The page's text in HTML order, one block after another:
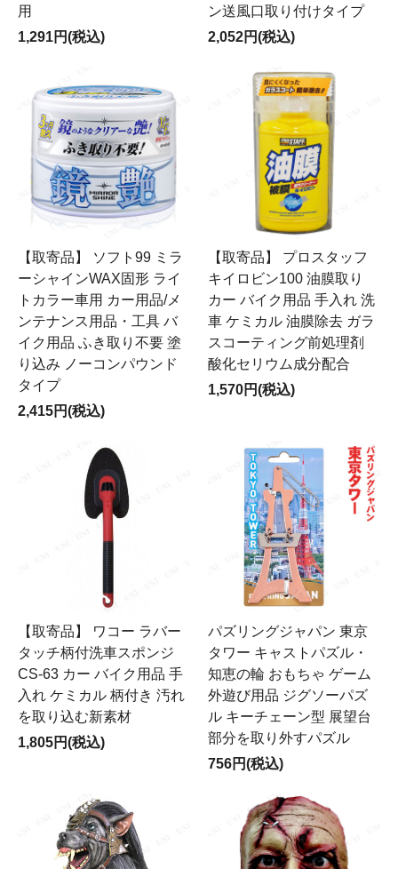
用
1,291円(税込)
ン送風口取り付けタイプ
2,052円(税込)
【取寄品】 ソフト99 ミラ
ーシャインWAX固形 ライ
トカラー車用 カー用品/メ
ンテナンス用品・工具 バ
イク用品 ふき取り不要 塗
り込み ノーコンパウンド
タイプ
2,415円(税込)
【取寄品】 プロスタッフ
キイロビン100 油膜取り
カー バイク用品 手入れ 洗
車 ケミカル 油膜除去 ガラ
スコーティング前処理剤
酸化セリウム成分配合
1,570円(税込)
【取寄品】 ワコー ラバー
タッチ柄付洗車スポンジ
CS-63 カー バイク用品 手
入れ ケミカル 柄付き 汚れ
を取り込む新素材
1,805円(税込)
パズリングジャパン 東京
タワー キャストパズル・
知恵の輪 おもちゃ ゲーム
外遊び用品 ジグソーパズ
ル キーチェーン型 展望台
部分を取り外すパズル
756円(税込)